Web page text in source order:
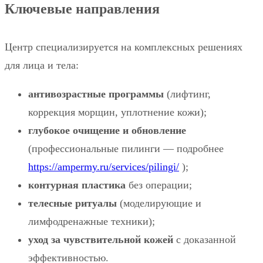
Ключевые направления
Центр специализируется на комплексных решениях
для лица и тела:
антивозрастные программы (лифтинг,
коррекция морщин, уплотнение кожи);
глубокое очищение и обновление
(профессиональные пилинги — подробнее
https://ampermy.ru/services/pilingi/ );
контурная пластика без операции;
телесные ритуалы (моделирующие и
лимфодренажные техники);
уход за чувствительной кожей с доказанной
эффективностью.